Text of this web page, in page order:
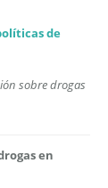
de
sobre drogas
en